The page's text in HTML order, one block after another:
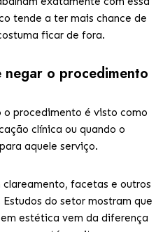
tende a ter mais chance de
ficar de fora.
o procedimento
o procedimento é visto como
clínica ou quando o
aquele serviço.
facetas e outros
do setor mostram que
estética vem da diferença